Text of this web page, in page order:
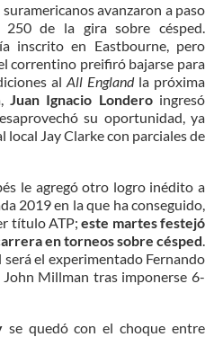
avanzaron a paso
de la gira sobre césped.
inscrito en Eastbourne, pero
correntino preifiró bajarse para
al All Englandla próxima
Juan Ignacio Londeroingresó
su oportunidad, ya
local Jay Clarke con parciales de
le agregó otro logro inédito a
2019 en la que ha conseguido,
título ATP;este martes festejó
en torneos sobre césped.
el experimentado Fernando
Millman tras imponerse 6-
se quedó con el choque entre